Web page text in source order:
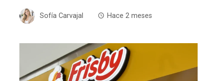
Sofía Carvajal Hace 2 meses